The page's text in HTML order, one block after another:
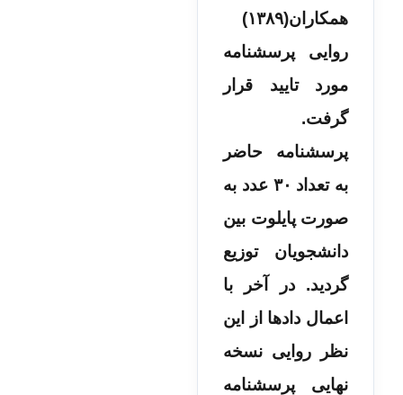
همکاران(۱۳۸۹)
روایی پرسشنامه
مورد تایید قرار
گرفت.
پرسشنامه حاضر
به تعداد ۳۰ عدد به
صورت پایلوت بین
دانشجویان توزیع
گردید. در آخر با
اعمال دادها‌ از این
نظر روایی نسخه
نهایی پرسشنامه